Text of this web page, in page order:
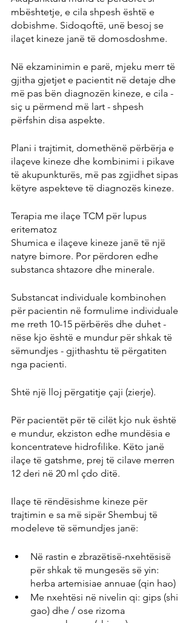
mbështetje, e cila shpesh është e
dobishme. Sidoqoftë, unë besoj se
ilaçet kineze janë të domosdoshme.
Në ekzaminimin e parë, mjeku merr të
gjitha gjetjet e pacientit në detaje dhe
më pas bën diagnozën kineze, e cila -
siç u përmend më lart - shpesh
përfshin disa aspekte.
Plani i trajtimit, domethënë përbërja e
ilaçeve kineze dhe kombinimi i pikave
të akupunkturës, më pas zgjidhet sipas
këtyre aspekteve të diagnozës kineze.
Terapia me ilaçe TCM për lupus
eritematoz
Shumica e ilaçeve kineze janë të një
natyre bimore. Por përdoren edhe
substanca shtazore dhe minerale.
Substancat individuale kombinohen
për pacientin në formulime individuale
me rreth 10-15 përbërës dhe duhet -
nëse kjo është e mundur për shkak të
sëmundjes - gjithashtu të përgatiten
nga pacienti.
Shtë një lloj përgatitje çaji (zierje).
Për pacientët për të cilët kjo nuk është
e mundur, ekziston edhe mundësia e
koncentrateve hidrofilike. Këto janë
ilaçe të gatshme, prej të cilave merren
12 deri në 20 ml çdo ditë.
Ilaçe të rëndësishme kineze për
trajtimin e sa më sipër Shembuj të
modeleve të sëmundjes janë:
Në rastin e zbrazëtisë-nxehtësisë
për shkak të mungesës së yin:
herba artemisiae annuae (qin hao)
Me nxehtësi në nivelin qi: gips (shi
gao) dhe / ose rizoma